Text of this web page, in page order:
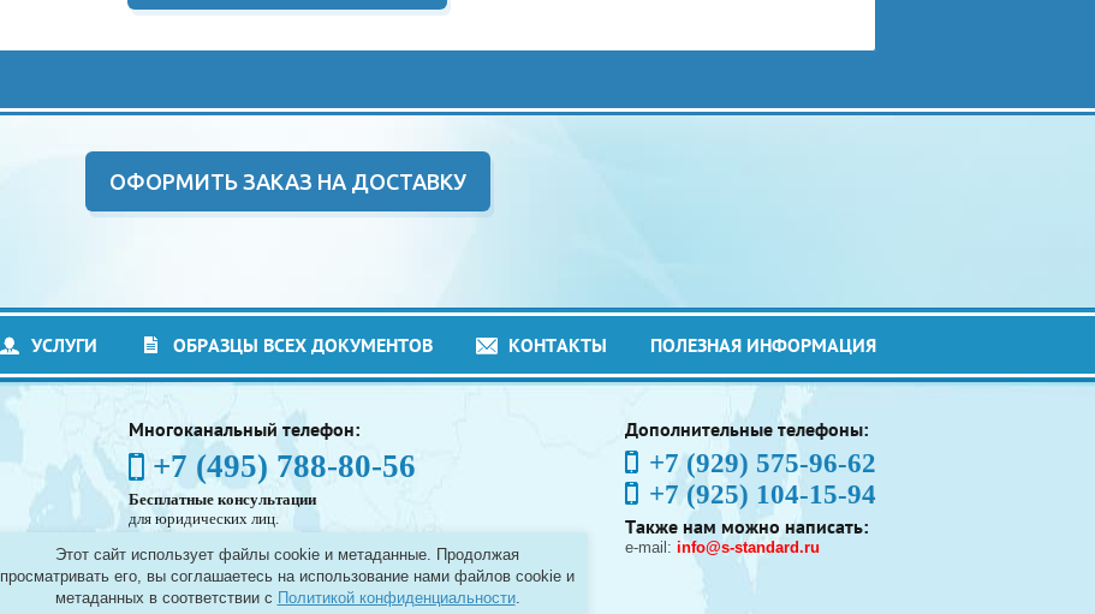
Этот сайт использует файлы cookie и метаданные. Продолжая
просматривать его, вы соглашаетесь на использование нами файлов cookie и
метаданных в соответствии с Политикой конфиденциальности.
ОФОРМИТЬ ЗАКАЗ НА ДОСТАВКУ
УСЛУГИ ОБРАЗЦЫ ВСЕХ ДОКУМЕНТОВ КОНТАКТЫ ПОЛЕЗНАЯ ИНФОРМАЦИЯ
Многоканальный телефон:
+7 (495) 788-80-56
Бесплатные консультации
для юридических лиц.
Таможенное оформление грузов в аэропортах
Москвы - Шереметьево, Домодедово и Внуково, а
Дополнительные телефоны:
+7 (929) 575-96-62
+7 (925) 104-15-94
Также нам можно написать:
e-mail: info@s-standard.ru